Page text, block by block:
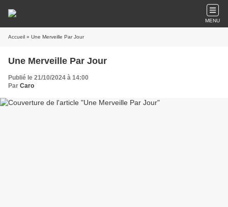
MENU
Accueil » Une Merveille Par Jour
Une Merveille Par Jour
Publié le 21/10/2024 à 14:00
Par Caro